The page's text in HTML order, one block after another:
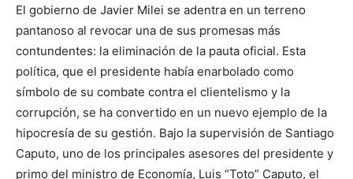
El gobierno de Javier Milei se adentra en un terreno
pantanoso al revocar una de sus promesas más
contundentes: la eliminación de la pauta oficial. Esta
política, que el presidente había enarbolado como
símbolo de su combate contra el clientelismo y la
corrupción, se ha convertido en un nuevo ejemplo de la
hipocresía de su gestión. Bajo la supervisión de Santiago
Caputo, uno de los principales asesores del presidente y
primo del ministro de Economía, Luis “Toto” Caputo, el